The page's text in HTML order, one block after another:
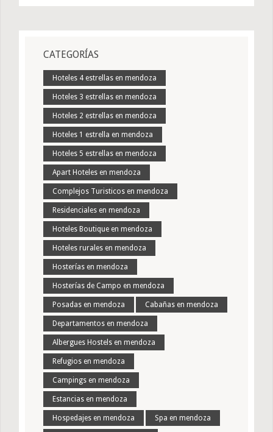
CATEGORÍAS
Hoteles 4 estrellas en mendoza
Hoteles 3 estrellas en mendoza
Hoteles 2 estrellas en mendoza
Hoteles 1 estrella en mendoza
Hoteles 5 estrellas en mendoza
Apart Hoteles en mendoza
Complejos Turisticos en mendoza
Residenciales en mendoza
Hoteles Boutique en mendoza
Hoteles rurales en mendoza
Hosterías en mendoza
Hosterías de Campo en mendoza
Posadas en mendoza Cabañas en mendoza
Departamentos en mendoza
Albergues Hostels en mendoza
Refugios en mendoza
Campings en mendoza
Estancias en mendoza
Hospedajes en mendoza Spa en mendoza